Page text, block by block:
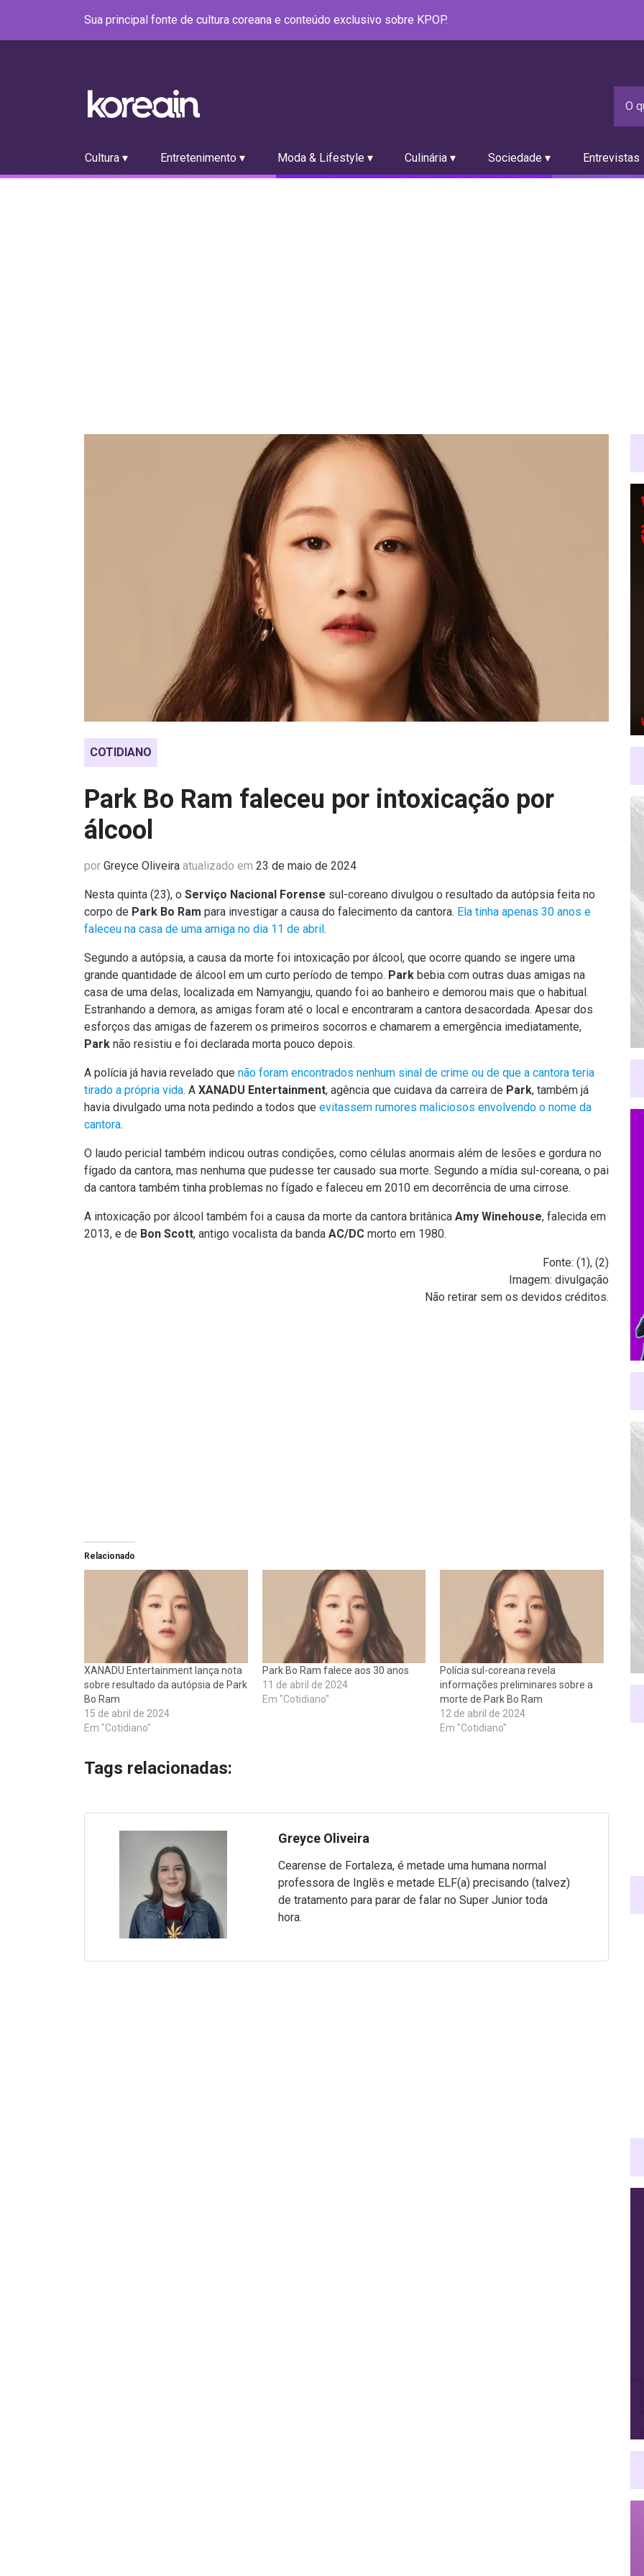
Sua principal fonte de cultura coreana e conteúdo exclusivo sobre KPOP.
Cultura ▾ Entretenimento ▾ Moda & Lifestyle ▾ Culinária ▾ Sociedade ▾ Entrevistas
COTIDIANO
Park Bo Ram faleceu por intoxicação por
álcool
por Greyce Oliveira atualizado em 23 de maio de 2024
Nesta quinta (23), o Serviço Nacional Forense sul-coreano divulgou o resultado da autópsia feita no
corpo de Park Bo Ram para investigar a causa do falecimento da cantora. Ela tinha apenas 30 anos e
faleceu na casa de uma amiga no dia 11 de abril.
Segundo a autópsia, a causa da morte foi intoxicação por álcool, que ocorre quando se ingere uma
grande quantidade de álcool em um curto período de tempo. Park bebia com outras duas amigas na
casa de uma delas, localizada em Namyangju, quando foi ao banheiro e demorou mais que o habitual.
Estranhando a demora, as amigas foram até o local e encontraram a cantora desacordada. Apesar dos
esforços das amigas de fazerem os primeiros socorros e chamarem a emergência imediatamente,
Park não resistiu e foi declarada morta pouco depois.
A polícia já havia revelado que não foram encontrados nenhum sinal de crime ou de que a cantora teria
tirado a própria vida. A XANADU Entertainment, agência que cuidava da carreira de Park, também já
havia divulgado uma nota pedindo a todos que evitassem rumores maliciosos envolvendo o nome da
cantora.
O laudo pericial também indicou outras condições, como células anormais além de lesões e gordura no
fígado da cantora, mas nenhuma que pudesse ter causado sua morte. Segundo a mídia sul-coreana, o pai
da cantora também tinha problemas no fígado e faleceu em 2010 em decorrência de uma cirrose.
A intoxicação por álcool também foi a causa da morte da cantora britânica Amy Winehouse, falecida em
2013, e de Bon Scott, antigo vocalista da banda AC/DC morto em 1980.
Fonte: (1), (2)
Imagem: divulgação
Não retirar sem os devidos créditos.
Relacionado
XANADU Entertainment lança nota
sobre resultado da autópsia de Park
Bo Ram
15 de abril de 2024
Em "Cotidiano"
Park Bo Ram falece aos 30 anos
11 de abril de 2024
Em "Cotidiano"
Polícia sul-coreana revela
informações preliminares sobre a
morte de Park Bo Ram
12 de abril de 2024
Em "Cotidiano"
Tags relacionadas:
Greyce Oliveira
Cearense de Fortaleza, é metade uma humana normal
professora de Inglês e metade ELF(a) precisando (talvez)
de tratamento para parar de falar no Super Junior toda
hora.